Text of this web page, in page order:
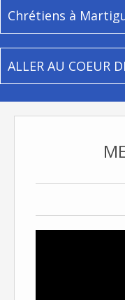
Chrétiens à
ALLER AU COEUR